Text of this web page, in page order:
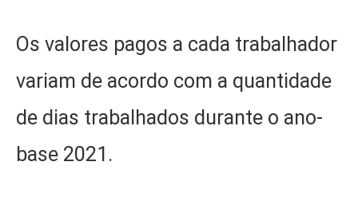
Os valores pagos a cada trabalhador
variam de acordo com a quantidade
de dias trabalhados durante o ano-
base 2021.